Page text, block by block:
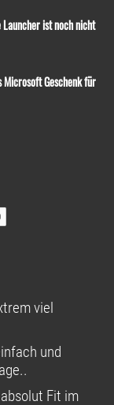
ist noch nicht
Microsoft Geschenk für
viel
und
Fit im